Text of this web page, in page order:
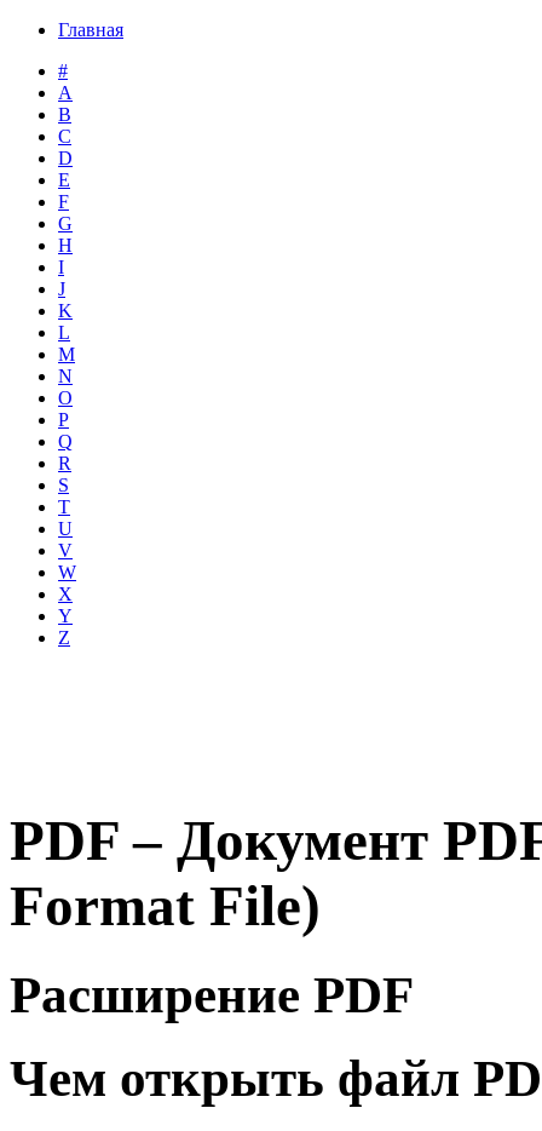
Главная
#
A
B
C
D
E
F
G
H
I
J
K
L
M
N
O
P
Q
R
S
T
U
V
W
X
Y
Z
PDF – Документ
Format File)
Расширение PDF
Чем открыть файл